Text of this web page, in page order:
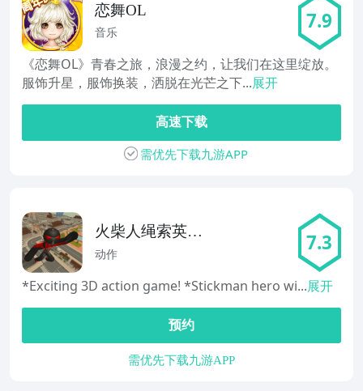
恋舞OL
音乐 7.9
《恋舞OL》青春之旅，浪漫之约，让我们在这里绽放。
服饰升星，服饰换装，洒脱在光芒之下...展开
高速下载
需优先下载九游APP
火柴人绳索英雄
Stickman Re Hero
动作 7.3
*Exciting 3D action game! *Stickman hero wi...展开
预约
需优先下载九游APP